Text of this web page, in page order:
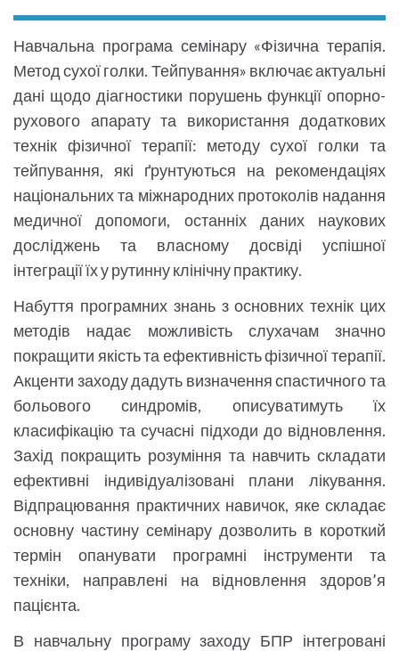
Навчальна програма семінару «Фізична терапія.
Метод сухої голки. Тейпування» включає актуальні
дані щодо діагностики порушень функції опорно-
рухового апарату та використання додаткових
технік фізичної терапії: методу сухої голки та
тейпування, які ґрунтуються на рекомендаціях
національних та міжнародних протоколів надання
медичної допомоги, останніх даних наукових
досліджень та власному досвіді успішної
інтеграції їх у рутинну клінічну практику.
Набуття програмних знань з основних технік цих
методів надає можливість слухачам значно
покращити якість та ефективність фізичної терапії.
Акценти заходу дадуть визначення спастичного та
больового синдромів, описуватимуть їх
класифікацію та сучасні підходи до відновлення.
Захід покращить розуміння та навчить складати
ефективні індивідуалізовані плани лікування.
Відпрацювання практичних навичок, яке складає
основну частину семінару дозволить в короткий
термін опанувати програмні інструменти та
техніки, направлені на відновлення здоров’я
пацієнта.
В навчальну програму заходу БПР інтегровані